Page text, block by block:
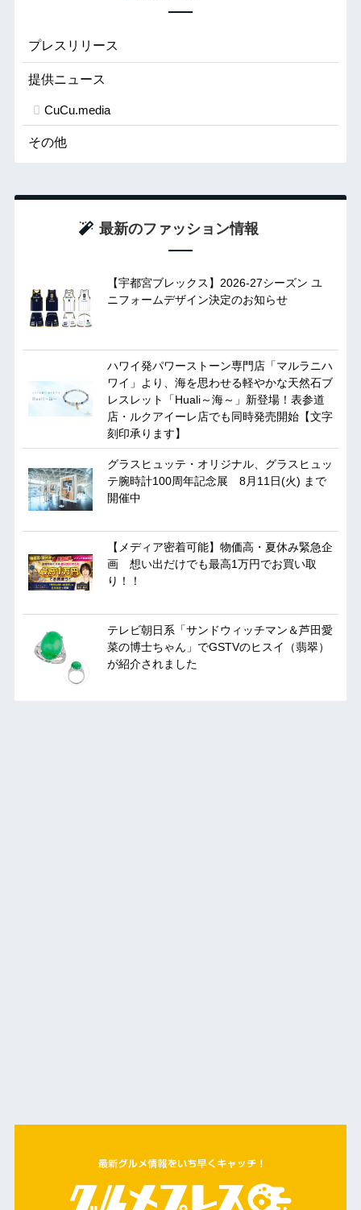
プレスリリース
提供ニュース
CuCu.media
その他
最新のファッション情報
【宇都宮ブレックス】2026-27シーズン ユ
ニフォームデザイン決定のお知らせ
ハワイ発パワーストーン専門店「マルラニハ
ワイ」より、海を思わせる軽やかな天然石ブ
レスレット「Huali～海～」新登場！表参道
店・ルクアイーレ店でも同時発売開始【文字
刻印承ります】
グラスヒュッテ・オリジナル、グラスヒュッ
テ腕時計100周年記念展 8月11日(火) まで
開催中
【メディア密着可能】物価高・夏休み緊急企
画 想い出だけでも最高1万円でお買い取
り！！
テレビ朝日系「サンドウィッチマン＆芦田愛
菜の博士ちゃん」でGSTVのヒスイ（翡翠）
が紹介されました